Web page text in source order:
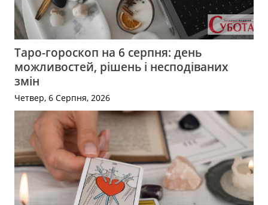
Таро-гороскоп на 6 серпня: день
можливостей, рішень і несподіваних
змін
Четвер, 6 Серпня, 2026